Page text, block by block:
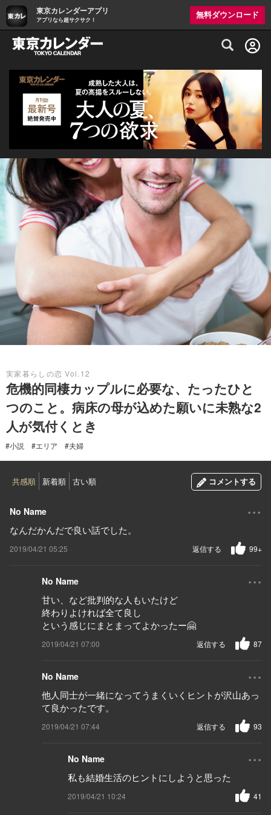
東京カレンダーアプリ
アプリなら超サクサク！
無料ダウンロード
グルメ情報・プレミアムレストラン予約
実家暮らしの恋 Vol.12
危機的同棲カップルに必要な、たったひと
つのこと。病床の母が込めた願いに未熟な2
人が気付くとき
#小説 #エリア #夫婦
共感順 新着順 古い順 コメントする
No Name ...
なんだかんだで良い話でした。
2019/04/21 05:25 99+
返信する
No Name ...
甘い、など批判的な人もいたけど
終わりよければ全て良し
という感じにまとまってよかったー🤗
2019/04/21 07:00 87
返信する
No Name ...
他人同士が一緒になってうまくいくヒントが沢山あっ
て良かったです。
2019/04/21 07:44 93
返信する
No Name ...
私も結婚生活のヒントにしようと思った
2019/04/21 10:24 41